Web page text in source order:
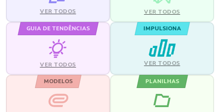
VER TODOS VER TODOS
GUIA DE TENDÊNCIAS
VER TODOS
IMPULSIONA
VER TODOS
MODELOS PLANILHAS